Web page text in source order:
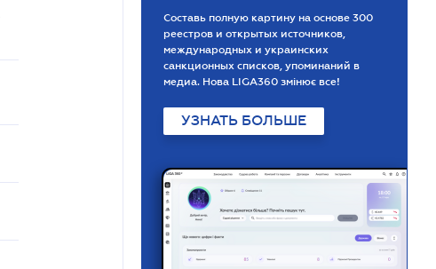
Составь полную картину на основе 300
реестров и открытых источников,
международных и украинских
санкционных списков, упоминаний в
медиа. Нова LIGA360 змінює все!
УЗНАТЬ БОЛЬШЕ